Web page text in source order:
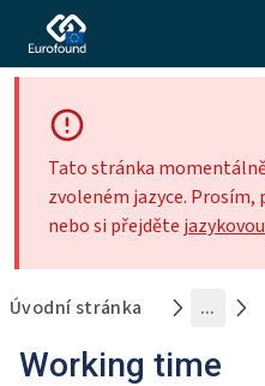
Tato stránka
zvoleném jazyce. Prosím,
nebo si přejděte
Úvodní stránka ...
Working time